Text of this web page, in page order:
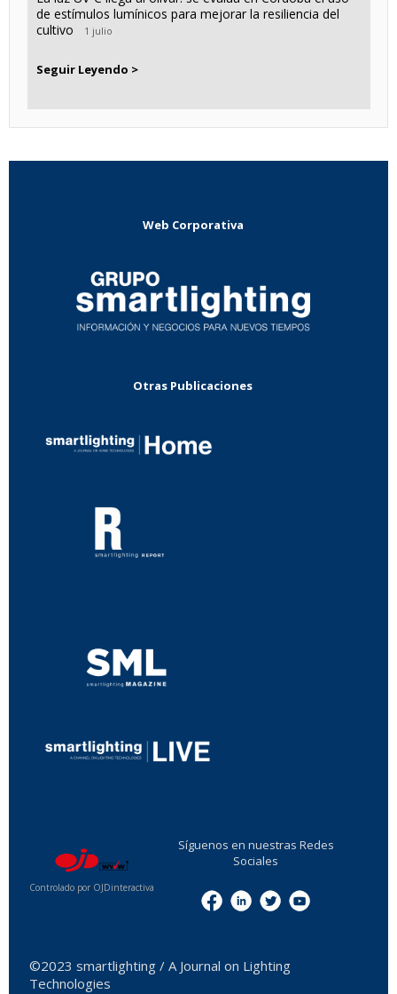
de estímulos lumínicos para mejorar la resiliencia del
cultivo
1 julio
Seguir Leyendo >
Web Corporativa
Otras Publicaciones
Controlado por OJDinteractiva
Síguenos en nuestras Redes
Sociales
©2023 smartlighting / A Journal on Lighting
Technologies